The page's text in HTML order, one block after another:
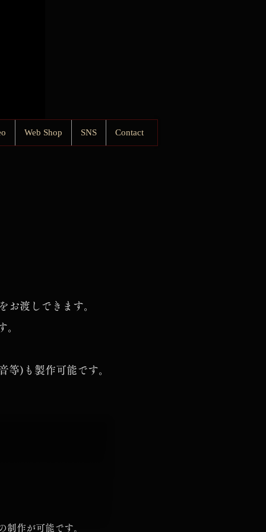
Web Shop SNS Contact
お渡しできます。
。
等)も製作可能です。
制作が可能です。